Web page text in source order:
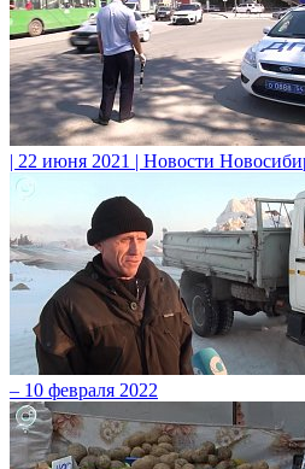
| 22 июня 2021 | Новости
– 10 февраля 2022